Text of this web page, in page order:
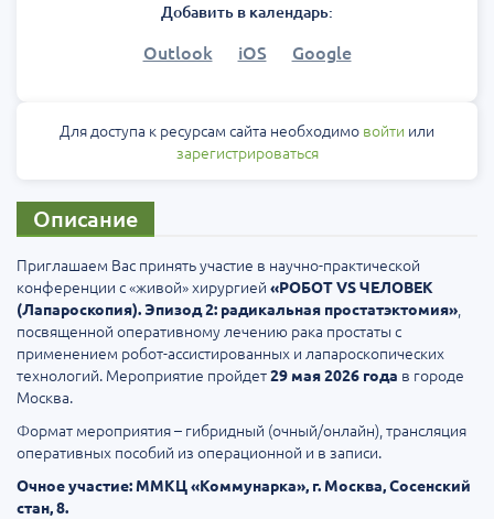
Добавить в календарь:
Outlook iOS Google
Для доступа к ресурсам сайта необходимо войти или
зарегистрироваться
Описание
Приглашаем Вас принять участие в научно-практической
конференции с «живой» хирургией «РОБОТ VS ЧЕЛОВЕК
(Лапароскопия). Эпизод 2: радикальная простатэктомия»,
посвященной оперативному лечению рака простаты с
применением робот-ассистированных и лапароскопических
технологий. Мероприятие пройдет29 мая 2026 года в городе
Москва.
Формат мероприятия – гибридный (очный/онлайн), трансляция
оперативных пособий из операционной и в записи.
Очное участие: ММКЦ «Коммунарка», г. Москва, Сосенский
стан, 8.